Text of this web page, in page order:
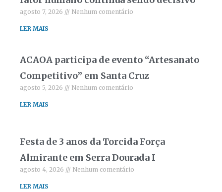
agosto 7, 2026 Nenhum comentário
LER MAIS
ACAOA participa de evento “Artesanato
Competitivo” em Santa Cruz
agosto 5, 2026 Nenhum comentário
LER MAIS
Festa de 3 anos da Torcida Força
Almirante em Serra Dourada I
agosto 4, 2026 Nenhum comentário
LER MAIS